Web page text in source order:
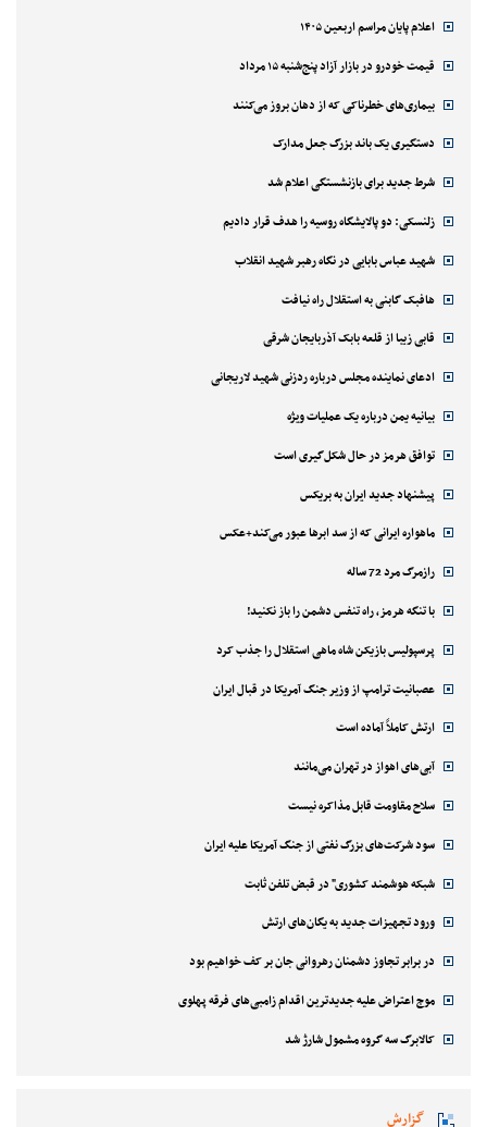
اعلام پایان مراسم اربعین ۱۴۰۵
قیمت خودرو در بازار آزاد پنج‌شنبه ۱۵ مرداد
بیماری‌های خطرناکی که از دهان بروز می‌کنند
دستگیری یک باند بزرگ جعل مدارک
شرط جدید برای بازنشستگی اعلام شد
زلنسکی: دو پالایشگاه روسیه را هدف قرار دادیم
شهید عباس بابایی در نگاه رهبر شهید انقلاب
هافبک گابنی به استقلال راه نیافت
قابی زیبا از قلعه بابک آذربایجان شرقی
ادعای نماینده مجلس درباره ردزنی شهید لاریجانی
بیانیه یمن درباره یک عملیات ویژه
توافق هرمز در حال شکل‌گیری است
پیشنهاد جدید ایران به بریکس
ماهواره ایرانی که از سد ابرها عبور می‌کند+عکس
رازمرگ مرد 72 ساله
با تنگه هرمز، راه تنفس دشمن را باز نکنید!
پرسپولیس بازیکن شاه ماهی استقلال را جذب کرد
عصبانیت ترامپ از وزیر جنگ آمریکا در قبال ایران
ارتش کاملاً آماده است
آبی‌های اهواز در تهران می‌مانند
سلاح مقاومت قابل مذاکره نیست
سود شرکت‌های بزرگ نفتی از جنگ آمریکا علیه ایران
شبکه هوشمند کشوری" در قبض تلفن ثابت
ورود تجهیزات جدید به یگان‌های ارتش
در برابر تجاوز دشمنان رهروانی جان بر کف خواهیم بود
موج اعتراض علیه جدیدترین اقدام زامبی‌های فرقه پهلوی
کالابرگ سه گروه مشمول شارژ شد
گزارش